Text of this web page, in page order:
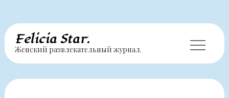
Перейти
содержимому
Felicia Star.
Женский развлекательный журнал.